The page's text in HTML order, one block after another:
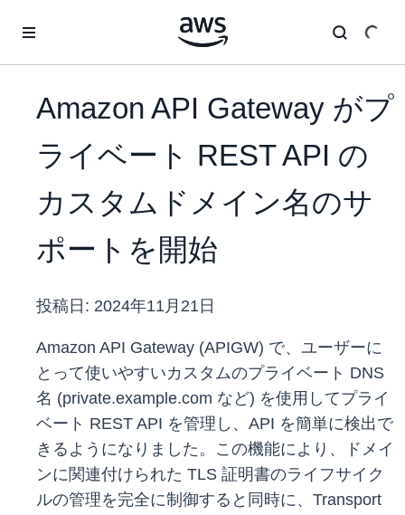
Amazon API Gateway がプ
ライベート REST API の
カスタムドメイン名のサ
ポートを開始
投稿日: 2024年11月21日
Amazon API Gateway (APIGW) で、ユーザーに
とって使いやすいカスタムのプライベート DNS
名 (private.example.com など) を使用してプライ
ベート REST API を管理し、API を簡単に検出で
きるようになりました。この機能により、ドメイ
ンに関連付けられた TLS 証明書のライフサイク
ルの管理を完全に制御すると同時に、Transport